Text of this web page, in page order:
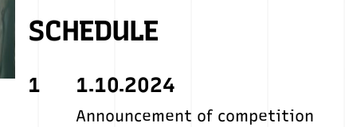
SCHEDULE
1 1.10.2024
Announcement of competition